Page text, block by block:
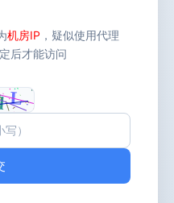
机房IP ，疑似使用代理
后才能访问